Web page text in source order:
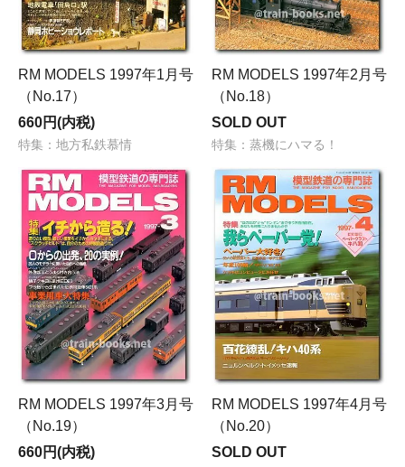
RM MODELS 1997年1月号
（No.17）
660円(内税)
特集：地方私鉄慕情
RM MODELS 1997年2月号
（No.18）
SOLD OUT
特集：蒸機にハマる！
RM MODELS 1997年3月号
（No.19）
660円(内税)
RM MODELS 1997年4月号
（No.20）
SOLD OUT